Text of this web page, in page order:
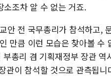
소조차 알 수 없는 거죠.
안 전 국무총리가 참석하고,
만큼 이런 모습은 찾아볼 수
총리 겸 기획재정부 장관 역
관이 참석할 것으로 관측됩니